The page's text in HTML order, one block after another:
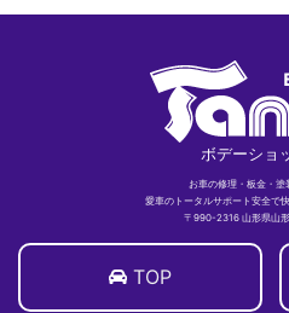
ボデーショ
お車の修理・板金・塗
愛車のトータルサポート安全で
〒990-2316 山形県山
TOP